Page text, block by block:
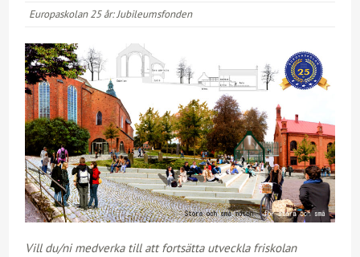
Europaskolan 25 år:Jubileumsfonden
Vill du/ni medverka till att fortsätta utveckla friskolan